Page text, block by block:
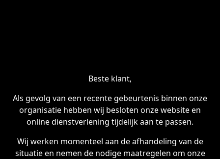
Beste klant,
Als gevolg van een recente gebeurtenis binnen onze
organisatie hebben wij besloten onze website en
online dienstverlening tijdelijk aan te passen.
Wij werken momenteel aan de afhandeling van de
situatie en nemen de nodige maatregelen om onze